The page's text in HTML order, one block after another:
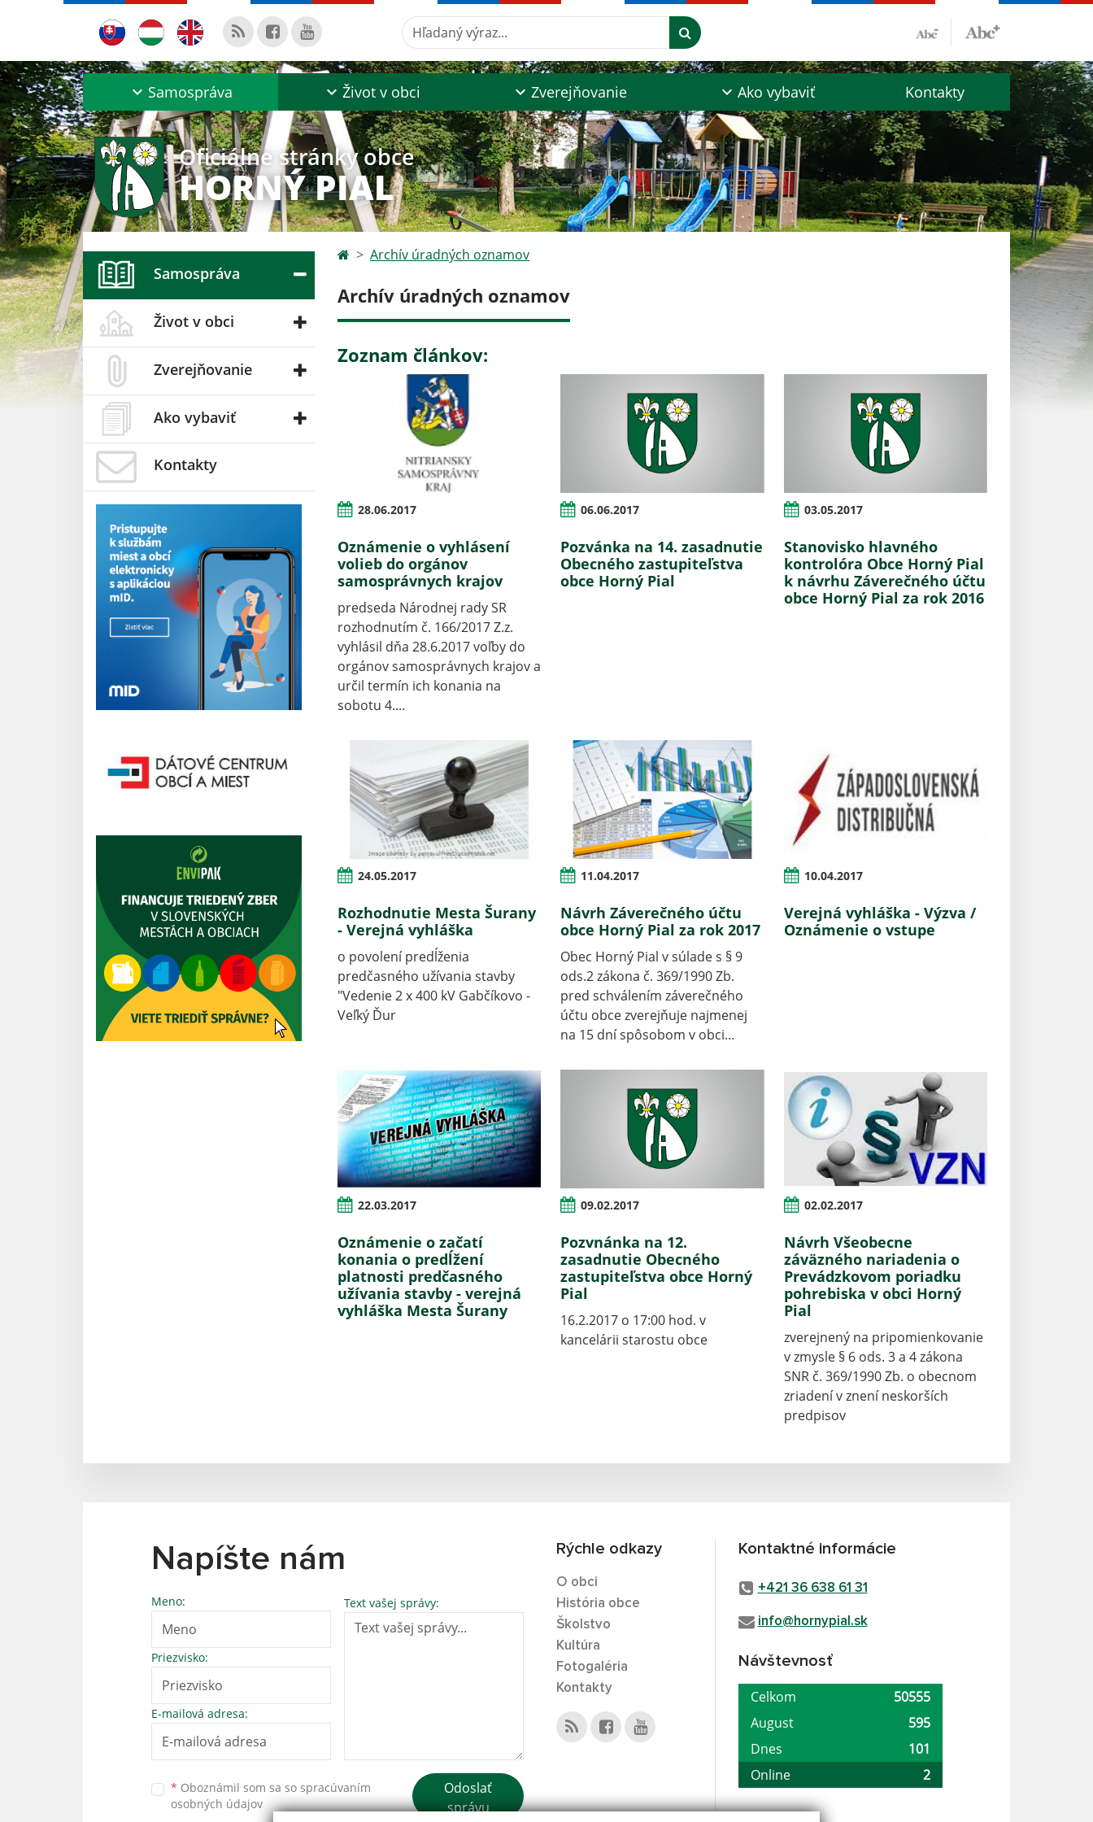
Hľadaný výraz...
Samospráva Život v obci Zverejňovanie Ako vybaviť Kontakty
Oficiálne stránky obce
HORNÝ PIAL
Samospráva
Život v obci
Zverejňovanie
Ako vybaviť
Kontakty
Archív úradných oznamov
Archív úradných oznamov
Zoznam článkov:
28.06.2017
Oznámenie o vyhlásení
volieb do orgánov
samosprávnych krajov
predseda Národnej rady SR
rozhodnutím č. 166/2017 Z.z.
vyhlásil dňa 28.6.2017 voľby do
orgánov samosprávnych krajov a
určil termín ich konania na
sobotu 4....
06.06.2017
Pozvánka na 14. zasadnutie
Obecného zastupiteľstva
obce Horný Pial
03.05.2017
Stanovisko hlavného
kontrolóra Obce Horný Pial
k návrhu Záverečného účtu
obce Horný Pial za rok 2016
24.05.2017
Rozhodnutie Mesta Šurany
- Verejná vyhláška
o povolení predĺženia
predčasného užívania stavby
"Vedenie 2 x 400 kV Gabčíkovo -
Veľký Ďur
11.04.2017
Návrh Záverečného účtu
obce Horný Pial za rok 2017
Obec Horný Pial v súlade s § 9
ods.2 zákona č. 369/1990 Zb.
pred schválením záverečného
účtu obce zverejňuje najmenej
na 15 dní spôsobom v obci...
10.04.2017
Verejná vyhláška - Výzva /
Oznámenie o vstupe
22.03.2017
Oznámenie o začatí
konania o predĺžení
platnosti predčasného
užívania stavby - verejná
vyhláška Mesta Šurany
09.02.2017
Pozvnánka na 12.
zasadnutie Obecného
zastupiteľstva obce Horný
Pial
16.2.2017 o 17:00 hod. v
kancelárii starostu obce
02.02.2017
Návrh Všeobecne
záväzného nariadenia o
Prevádzkovom poriadku
pohrebiska v obci Horný
Pial
zverejnený na pripomienkovanie
v zmysle § 6 ods. 3 a 4 zákona
SNR č. 369/1990 Zb. o obecnom
zriadení v znení neskorších
predpisov
Napíšte nám
Meno:
Priezvisko:
E-mailová adresa:
Text vašej správy:
* Oboznámil som sa so spracúvaním
osobných údajov
Odoslať
správu
Rýchle odkazy
O obci
História obce
Školstvo
Kultúra
Fotogaléria
Kontakty
Kontaktné informácie
+421 36 638 61 31
info@hornypial.sk
Návštevnosť